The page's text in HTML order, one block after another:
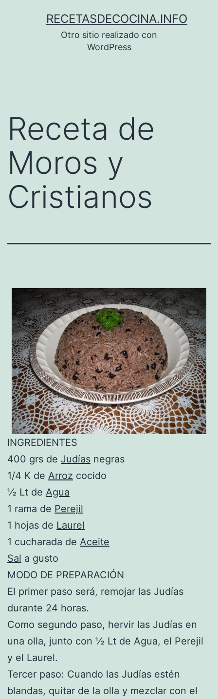
RECETASDECOCINA.INFO
Otro sitio realizado con
WordPress
Receta de
Moros y
Cristianos
INGREDIENTES
400 grs de Judías negras
1/4 K de Arroz cocido
½ Lt de Agua
1 rama de Perejil
1 hojas de Laurel
1 cucharada de Aceite
Sal a gusto
MODO DE PREPARACIÓN
El primer paso será, remojar las Judías
durante 24 horas.
Como segundo paso, hervir las Judías en
una olla, junto con ½ Lt de Agua, el Perejil
y el Laurel.
Tercer paso: Cuando las Judías estén
blandas, quitar de la olla y mezclar con el